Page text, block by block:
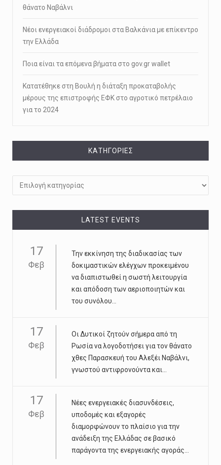
θάνατο Ναβάλνι
Νέοι ενεργειακοί διάδρομοι στα Βαλκάνια με επίκεντρο
την Ελλάδα
Ποια είναι τα επόμενα βήματα στο gov.gr wallet
Κατατέθηκε στη Βουλή η διάταξη προκαταβολής
μέρους της επιστροφής ΕΦΚ στο αγροτικό πετρέλαιο
για το 2024
KΑΤΗΓΟΡΊΕΣ
LATEST EVENTS
17
Φεβ
Την εκκίνηση της διαδικασίας των
δοκιμαστικών ελέγχων προκειμένου
να διαπιστωθεί η σωστή λειτουργία
και απόδοση των αεριοποιητών και
του συνόλου...
17
Φεβ
Οι Δυτικοί ζητούν σήμερα από τη
Ρωσία να λογοδοτήσει για τον θάνατο
χθες Παρασκευή του Αλεξέι Ναβάλνι,
γνωστού αντιφρονούντα και...
17
Φεβ
Νέες ενεργειακές διασυνδέσεις,
υποδομές και εξαγορές
διαμορφώνουν το πλαίσιο για την
ανάδειξη της Ελλάδας σε βασικό
παράγοντα της ενεργειακής αγοράς...